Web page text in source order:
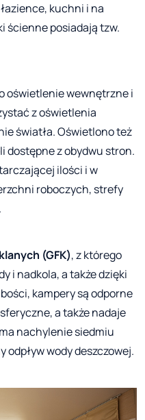
kuchni i na
ścienne posiadają tzw.
oświetlenie wewnętrzne i
z oświetlenia
światła. Oświetlono też
dostępne z obydwu stron.
ilości i w
roboczych, strefy
(GFK), z którego
i nadkola, a także dzięki
kampery są odporne
a także nadaje
nachylenie siedmiu
odpływ wody deszczowej.